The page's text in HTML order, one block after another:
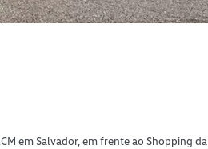
em Salvador, em frente ao Shopping da